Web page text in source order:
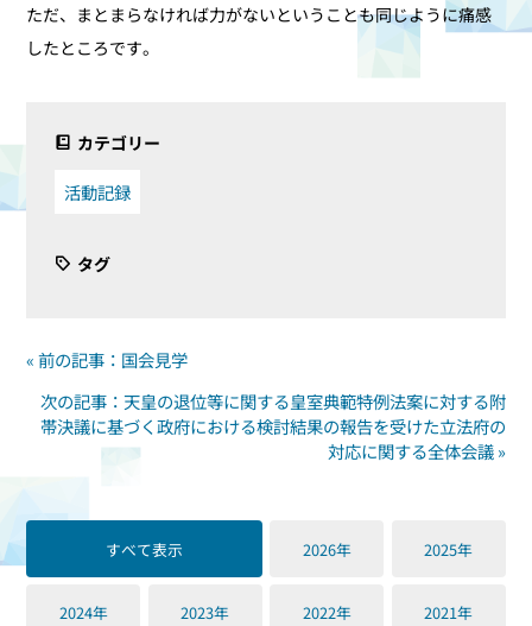
ただ、まとまらなければ力がないということも同じように痛感
したところです。
カテゴリー
活動記録
タグ
« 前の記事：国会見学
次の記事：天皇の退位等に関する皇室典範特例法案に対する附
帯決議に基づく政府における検討結果の報告を受けた立法府の
対応に関する全体会議 »
すべて表示 2026年 2025年
2024年 2023年 2022年 2021年